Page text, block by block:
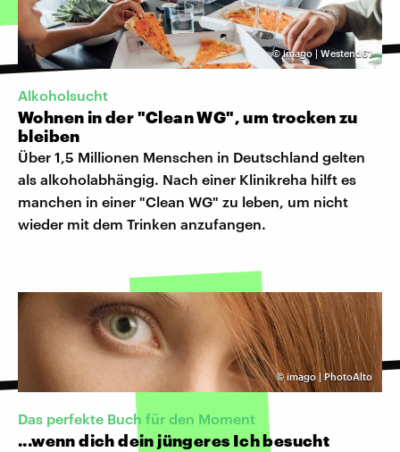
©imago | Westend61
Alkoholsucht
Wohnen in der "Clean WG", um trocken zu
bleiben
Über 1,5 Millionen Menschen in Deutschland gelten
als alkoholabhängig. Nach einer Klinikreha hilft es
manchen in einer "Clean WG" zu leben, um nicht
wieder mit dem Trinken anzufangen.
©imago | PhotoAlto
Das perfekte Buch für den Moment
...wenn dich dein jüngeres Ich besucht